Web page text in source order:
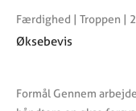
Færdighed Troppen |
Øksebevis
Formål Gennem